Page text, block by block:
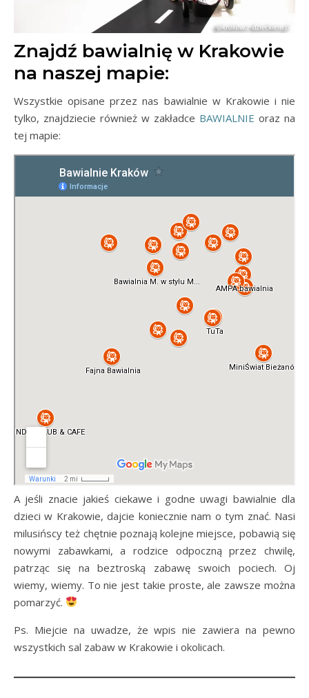
Znajdź bawialnię w Krakowie
na naszej mapie:
Wszystkie opisane przez nas bawialnie w Krakowie i nie
tylko, znajdziecie również w zakładce BAWIALNIE oraz na
tej mapie:
A jeśli znacie jakieś ciekawe i godne uwagi bawialnie dla
dzieci w Krakowie, dajcie koniecznie nam o tym znać. Nasi
milusińscy też chętnie poznają kolejne miejsce, pobawią się
nowymi zabawkami, a rodzice odpoczną przez chwilę,
patrząc się na beztroską zabawę swoich pociech. Oj
wiemy, wiemy. To nie jest takie proste, ale zawsze można
pomarzyć.
Ps. Miejcie na uwadze, że wpis nie zawiera na pewno
wszystkich sal zabaw w Krakowie i okolicach.